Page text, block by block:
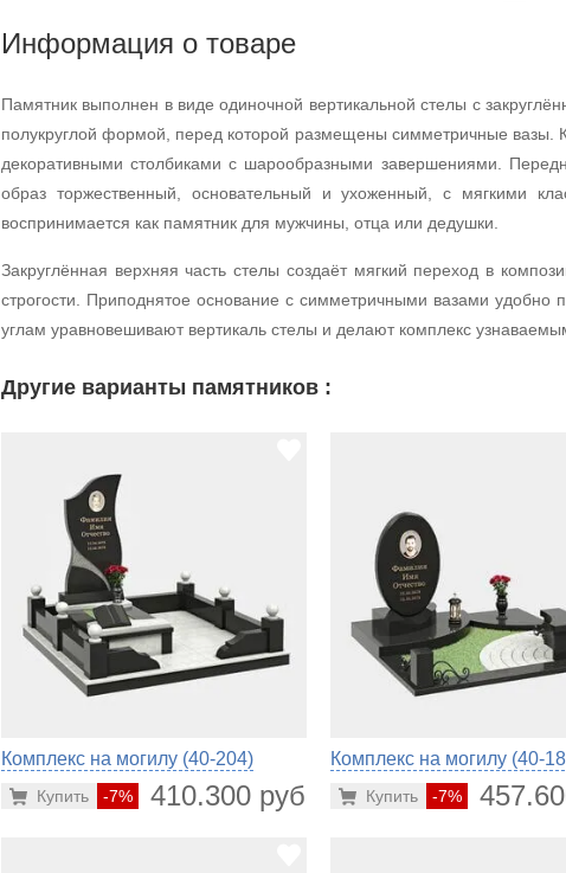
Информация о товаре
Памятник выполнен в виде одиночной вертикальной стелы с
полукруглой формой, перед которой размещены симметричные
декоративными столбиками с шарообразными завершениями.
образ торжественный, основательный и ухоженный, с мягкими
воспринимается как памятник для мужчины, отца или дедушки.
Закруглённая верхняя часть стелы создаёт мягкий переход в
строгости. Приподнятое основание с симметричными вазами
углам уравновешивают вертикаль стелы и делают комплекс
Другие варианты памятников :
Комплекс на могилу (40-204)
-7% 410.300 руб.
Купить
Комплекс на могилу (40-
-7%
Купить